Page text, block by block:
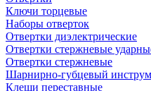
Ключи торцевые
Наборы отверток
Отвертки диэлектрические
Отвертки стержневые
Отвертки стержневые
Шарнирно-губцевый
Клещи переставные